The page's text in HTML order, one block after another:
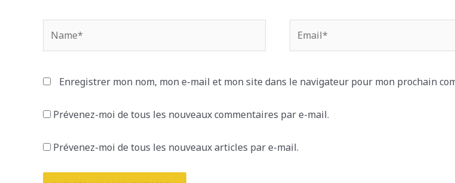
Enregistrer mon nom, mon e-mail et mon site dans le navigateur pour mon prochain
Prévenez-moi de tous les nouveaux commentaires par e-mail.
Prévenez-moi de tous les nouveaux articles par e-mail.